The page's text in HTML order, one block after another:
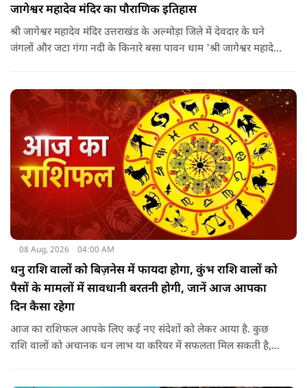
जागेश्वर महादेव मंदिर का पौराणिक इतिहास
श्री जागेश्वर महादेव मंदिर उत्तराखंड के अल्मोड़ा जिले में देवदार के घने
जंगलों और जटा गंगा नदी के किनारे बसा पावन धाम 'श्री जागेश्वर महादेव
पहले कत्युरी राजाओं द्वारा किया गया था.
08 Aug, 2026 04:00 AM
धनु राशि वालों को बिज़नेस में फायदा होगा, कुंभ राशि वालों को
पैसों के मामलों में सावधानी बरतनी होगी, जानें आज आपका
दिन कैसा रहेगा
आज का राशिफल आपके लिए कई नए संदेशों को लेकर आया है. कुछ
राशि वालों को अचानक धन लाभ या करियर में सफलता मिल सकती है,